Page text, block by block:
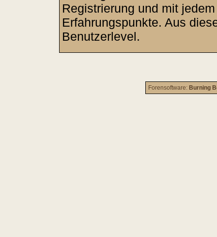
Registrierung und mit
Erfahrungspunkte. Aus
Benutzerlevel.
Forensoftware: Burning